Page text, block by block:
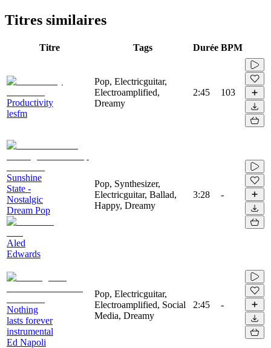
Titres similaires
Titre Tags Durée BPM
Productivity
lesfm
Pop, Electricguitar,
Electroamplified,
Dreamy
2:45 103
Sunshine
State -
Nostalgic
Dream Pop
Aled
Edwards
Pop, Synthesizer,
Electricguitar, Ballad,
Happy, Dreamy
3:28 -
Nothing
lasts forever
instrumental
Ed Napoli
Pop, Electricguitar,
Electroamplified, Social
Media, Dreamy
2:45 -